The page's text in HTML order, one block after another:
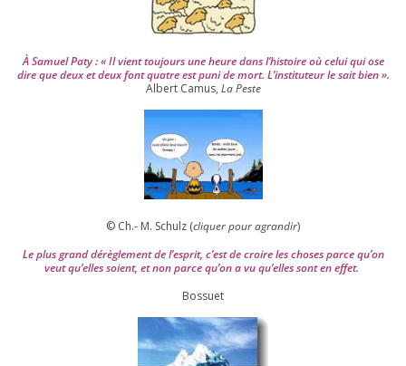
À Samuel Paty : « Il vient tou­jours une heure dans l’his­toire où celui qui ose
dire que deux et deux font quatre est puni de mort. L’instituteur le sait bien ».
Albert Camus, La Peste
© Ch.- M. Schulz (cli­quer pour agran­dir)
Le plus grand dérè­gle­ment de l’es­prit, c’est de croire les choses parce qu’on
veut qu’elles soient, et non parce qu’on a vu qu’elles sont en effet.
Bossuet